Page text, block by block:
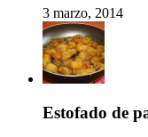
3 marzo, 2014
Estofado de